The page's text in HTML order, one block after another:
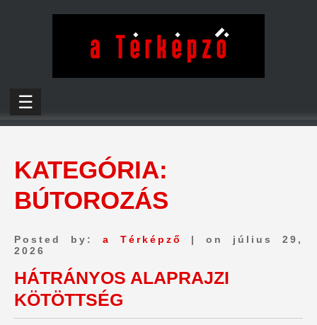
☰
KATEGÓRIA:
BÚTOROZÁS
Posted by: a Térképző
| on július 29,
2026
HÁTRÁNYOS ALAPRAJZI
KÖTÖTTSÉG